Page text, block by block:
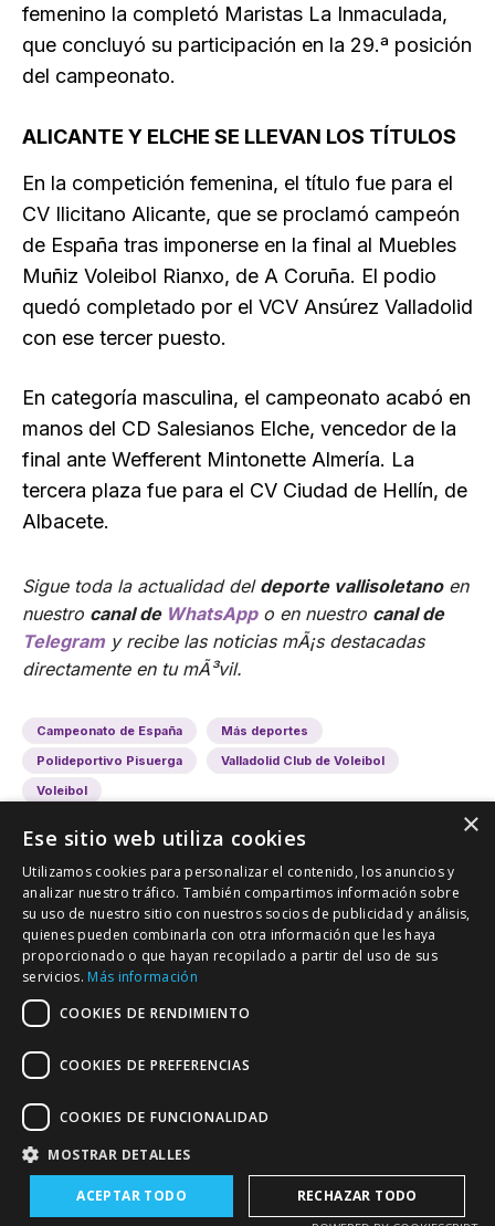
femenino la completó Maristas La Inmaculada,
que concluyó su participación en la 29.ª posición
del campeonato.
ALICANTE Y ELCHE SE LLEVAN LOS TÍTULOS
En la competición femenina, el título fue para el
CV Ilicitano Alicante, que se proclamó campeón
de España tras imponerse en la final al Muebles
Muñiz Voleibol Rianxo, de A Coruña. El podio
quedó completado por el VCV Ansúrez Valladolid
con ese tercer puesto.
En categoría masculina, el campeonato acabó en
manos del CD Salesianos Elche, vencedor de la
final ante Wefferent Mintonette Almería. La
tercera plaza fue para el CV Ciudad de Hellín, de
Albacete.
Sigue toda la actualidad del deporte vallisoletanoen
nuestro canal de WhatsAppo en nuestro canal de
Telegramy recibe las noticias mÃ¡s destacadas
directamente en tu mÃ³vil.
Campeonato de España
Más deportes
Polideportivo Pisuerga
Valladolid Club de Voleibol
Voleibol
VALLADOLID DEPORTIVO
Colaboración Contacto
Política de Privacidad
×
Ese sitio web utiliza cookies
Utilizamos cookies para personalizar el contenido, los anuncios y
analizar nuestro tráfico. También compartimos información sobre
su uso de nuestro sitio con nuestros socios de publicidad y análisis,
quienes pueden combinarla con otra información que les haya
proporcionado o que hayan recopilado a partir del uso de sus
servicios. Más información
COOKIES DE RENDIMIENTO
COOKIES DE PREFERENCIAS
COOKIES DE FUNCIONALIDAD
MOSTRAR DETALLES
ACEPTAR TODO RECHAZAR TODO